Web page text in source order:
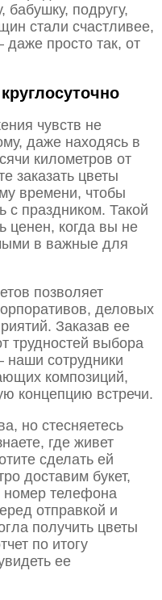
бабушку, подругу,
стали счастливее,
просто так, от
чувств не
даже находясь в
километров от
заказать цветы
времени, чтобы
с праздником. Такой
ценен, когда вы не
в важные для
позволяет
деловых
Заказав ее
трудностей выбора
наши сотрудники
композиций,
концепцию встречи.
но стесняетесь
где живет
сделать ей
доставим букет,
номер телефона
отправкой и
получить цветы
по итогу
ее